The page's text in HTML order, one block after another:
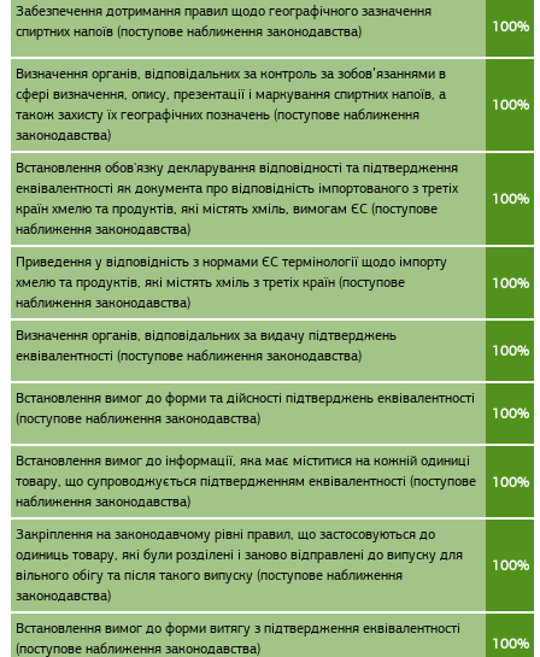
Забезпечення дотримання правил щодо географічного зазначення
спиртних напоїв (поступове наближення законодавства)
100%
Визначення органів, відповідальних за контроль за зобов’язаннями в
сфері визначення, опису, презентації і маркування спиртних напоїв, а
також захисту їх географічних позначень (поступове наближення
законодавства)
100%
Встановлення обов'язку декларування відповідності та підтвердження
еквівалентності як документа про відповідність імпортованого з третіх
країн хмелю та продуктів, які містять хміль, вимогам ЄС (поступове
наближення законодавства)
100%
Приведення у відповідність з нормами ЄС термінології щодо імпорту
хмелю та продуктів, які містять хміль з третіх країн (поступове
наближення законодавства)
100%
Визначення органів, відповідальних за видачу підтверджень
еквівалентності (поступове наближення законодавства)
100%
Встановлення вимог до форми та дійсності підтверджень еквівалентності
(поступове наближення законодавства)
100%
Встановлення вимог до інформації, яка має міститися на кожній одиниці
товару, що супроводжується підтвердженням еквівалентності (поступове
наближення законодавства)
100%
Закріплення на законодавчому рівні правил, що застосовуються до
одиниць товару, які були розділені і заново відправлені до випуску для
вільного обігу та після такого випуску (поступове наближення
законодавства)
100%
Встановлення вимог до форми витягу з підтвердження еквівалентності
(поступове наближення законодавства)
100%